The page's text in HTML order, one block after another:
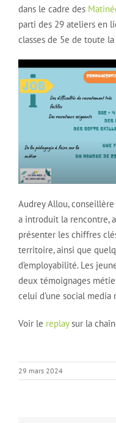
dans le cadre des
parti des 29 ateliers en
classes de 5e de toute
Audrey Allou,
a introduit la rencontre,
présenter les chiffres
territoire, ainsi que
d’employabilité. Les
deux témoignages
celui d’une social media
Voir le replaysur la
29 mars 2024